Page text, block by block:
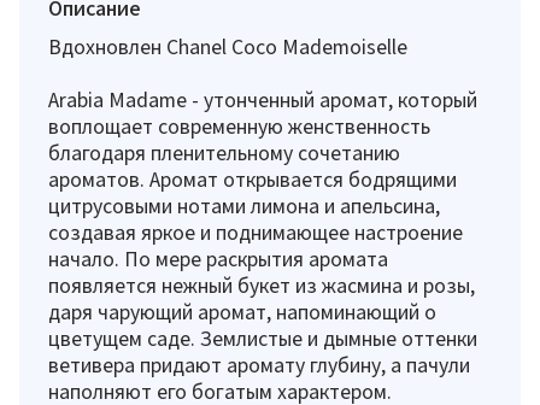
Описание
Вдохновлен Chanel Coco Mademoiselle
Arabia Madame - утонченный аромат, который
воплощает современную женственность
благодаря пленительному сочетанию
ароматов. Аромат открывается бодрящими
цитрусовыми нотами лимона и апельсина,
создавая яркое и поднимающее настроение
начало. По мере раскрытия аромата
появляется нежный букет из жасмина и розы,
даря чарующий аромат, напоминающий о
цветущем саде. Землистые и дымные оттенки
ветивера придают аромату глубину, а пачули
наполняют его богатым характером.